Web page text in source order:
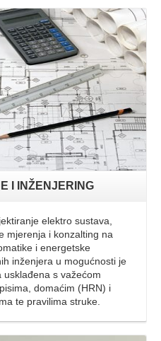
I INŽENJERING
elektro sustava,
mjerenja i konzalting na
i energetske
inženjera u mogućnosti je
usklađena s važećom
domaćim (HRN) i
te pravilima struke.